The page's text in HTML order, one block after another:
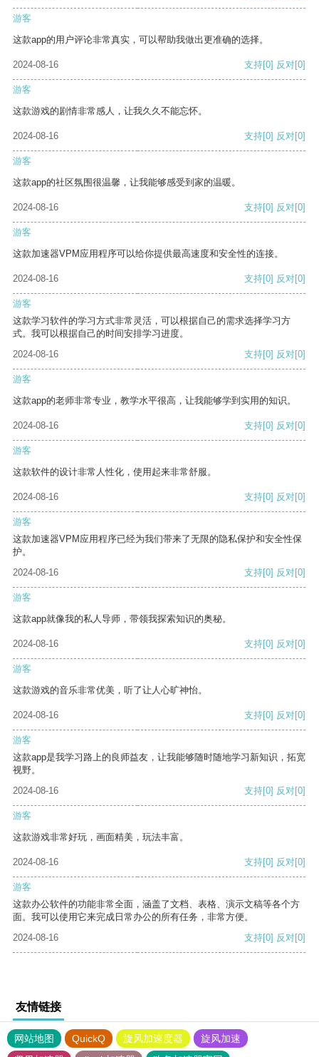
游客
这款app的用户评论非常真实，可以帮助我做出更准确的选择。
2024-08-16 支持[0] 反对[0]
游客
这款游戏的剧情非常感人，让我久久不能忘怀。
2024-08-16 支持[0] 反对[0]
游客
这款app的社区氛围很温馨，让我能够感受到家的温暖。
2024-08-16 支持[0] 反对[0]
游客
这款加速器VPM应用程序可以给你提供最高速度和安全性的连接。
2024-08-16 支持[0] 反对[0]
游客
这款学习软件的学习方式非常灵活，可以根据自己的需求选择学习方
式。我可以根据自己的时间安排学习进度。
2024-08-16
支持[0] 反对[0]
游客
这款app的老师非常专业，教学水平很高，让我能够学到实用的知识。
2024-08-16 支持[0] 反对[0]
游客
这款软件的设计非常人性化，使用起来非常舒服。
2024-08-16 支持[0] 反对[0]
游客
这款加速器VPM应用程序已经为我们带来了无限的隐私保护和安全性保
护。
2024-08-16
支持[0] 反对[0]
游客
这款app就像我的私人导师，带领我探索知识的奥秘。
2024-08-16 支持[0] 反对[0]
游客
这款游戏的音乐非常优美，听了让人心旷神怡。
2024-08-16 支持[0] 反对[0]
游客
这款app是我学习路上的良师益友，让我能够随时随地学习新知识，拓宽
视野。
2024-08-16
支持[0] 反对[0]
游客
这款游戏非常好玩，画面精美，玩法丰富。
2024-08-16 支持[0] 反对[0]
游客
这款办公软件的功能非常全面，涵盖了文档、表格、演示文稿等各个方
面。我可以使用它来完成日常办公的所有任务，非常方便。
2024-08-16
支持[0] 反对[0]
友情链接
网站地图 QuickQ 旋风加速度器
旋风加速